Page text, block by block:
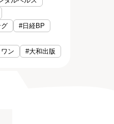
#日経BP
ン
#大和出版